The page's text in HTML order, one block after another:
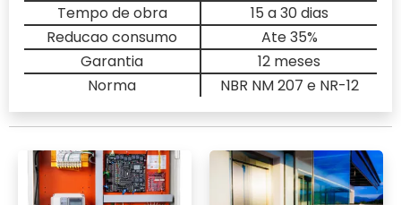
Tempo de obra
15 a 30 dias
Reducao consumo
Ate 35%
Garantia
12 meses
Norma
NBR NM 207 e NR-12